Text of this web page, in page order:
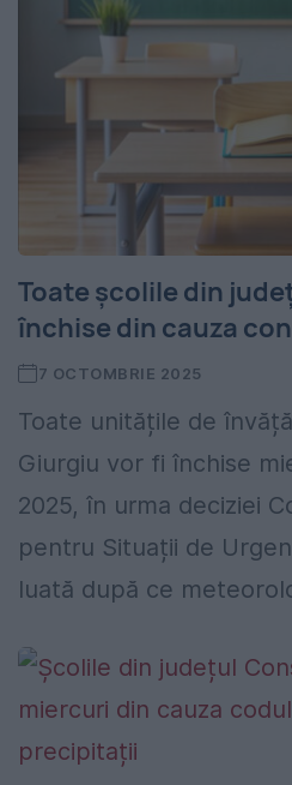
Toate școlile din
închise din cauza
7 OCTOMBRIE 2025
Toate unitățile de
Giurgiu vor fi închise
2025, în urma deciziei
pentru Situații de
luată după ce